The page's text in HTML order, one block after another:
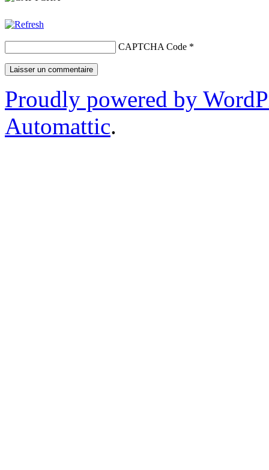
CAPTCHA Code *
Proudly powered by
Automattic.